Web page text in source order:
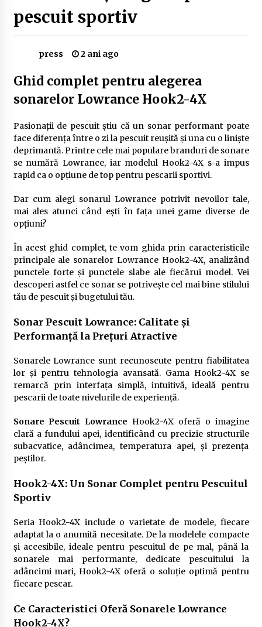
Delta Dunării
2 ani ago
Cele mai bune locuri pentru pescuitul crapului
2 ani ago
Cum să alegi firul de pescuit perfect pentru
2 ani ago
Uloga lokalne ekonomije u razvoju zajednice
2 ani ago
Cotele Dunării: Monitorizare și Prognoze
Hidrologice prin DanubeAlert.com
pescuit sportiv
press 2 ani ago
Ghid complet pentru alegerea
sonarelor Lowrance Hook2-4X
Pasionații de pescuit știu că un sonar performant poate
face diferența între o zi la pescuit reușită și una cu o liniște
deprimantă. Printre cele mai populare branduri de sonare
se numără Lowrance, iar modelul Hook2-4X s-a impus
rapid ca o opțiune de top pentru pescarii sportivi.
Dar cum alegi sonarul Lowrance potrivit nevoilor tale,
mai ales atunci când ești în fața unei game diverse de
opțiuni?
În acest ghid complet, te vom ghida prin caracteristicile
principale ale sonarelor Lowrance Hook2-4X, analizând
punctele forte și punctele slabe ale fiecărui model. Vei
descoperi astfel ce sonar se potrivește cel mai bine stilului
tău de pescuit și bugetului tău.
Sonar Pescuit Lowrance: Calitate și
Performanță la Prețuri Atractive
Sonarele Lowrance sunt recunoscute pentru fiabilitatea
lor și pentru tehnologia avansată. Gama Hook2-4X se
remarcă prin interfața simplă, intuitivă, ideală pentru
pescarii de toate nivelurile de experiență.
Sonare Pescuit Lowrance Hook2-4X oferă o imagine
clară a fundului apei, identificând cu precizie structurile
subacvatice, adâncimea, temperatura apei, și prezența
peștilor.
Hook2-4X: Un Sonar Complet pentru Pescuitul
Sportiv
Seria Hook2-4X include o varietate de modele, fiecare
adaptat la o anumită necesitate. De la modelele compacte
și accesibile, ideale pentru pescuitul de pe mal, până la
sonarele mai performante, dedicate pescuitului la
adâncimi mari, Hook2-4X oferă o soluție optimă pentru
fiecare pescar.
Ce Caracteristici Oferă Sonarele Lowrance
Hook2-4X?